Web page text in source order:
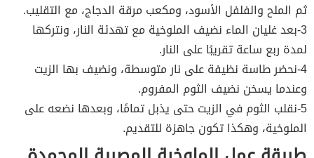
ثم الملح والفلفل الأسود، ومكعب مرقة الدجاج، مع التقليب.
3-بعد غليان الماء نضيف الملوخية مع تهدئة النار، ونتركها
لمدة ربع ساعة تقريبًا على النار.
4-نحضر طاسة نظيفة على نار متوسطة، ونضيف بها الزيت
وعندما يسخن نضيف الثوم المفروم.
5-نقلب الثوم في الزيت حتى يذبل تمامًا، وبعدها نضعه على
الملوخية، وهكذا تكون جاهزة للتقديم.